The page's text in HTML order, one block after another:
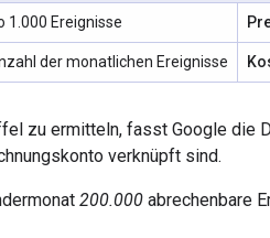
1.000 Ereignisse
der monatlichen Ereignisse
zu ermitteln, fasst Google
verknüpft sind.
200.000 abrechenbare